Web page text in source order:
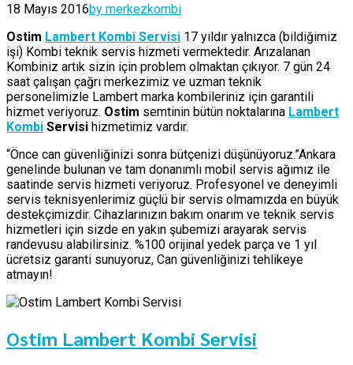
18 Mayıs 2016by merkezkombi
Ostim Lambert Kombi Servisi 17 yıldır yalnızca (bildiğimiz
işi) Kombi teknik servis hizmeti vermektedir. Arızalanan
Kombiniz artık sizin için problem olmaktan çıkıyor. 7 gün 24
saat çalışan çağrı merkezimiz ve uzman teknik
personelimizle Lambert marka kombileriniz için garantili
hizmet veriyoruz. Ostim semtinin bütün noktalarına Lambert
Kombi Servisi hizmetimiz vardır.
“Önce can güvenliğinizi sonra bütçenizi düşünüyoruz.”Ankara
genelinde bulunan ve tam donanımlı mobil servis ağımız ile
saatinde servis hizmeti veriyoruz. Profesyonel ve deneyimli
servis teknisyenlerimiz güçlü bir servis olmamızda en büyük
destekçimizdir. Cihazlarınızın bakım onarım ve teknik servis
hizmetleri için sizde en yakın şubemizi arayarak servis
randevusu alabilirsiniz. %100 orijinal yedek parça ve 1 yıl
ücretsiz garanti sunuyoruz, Can güvenliğinizi tehlikeye
atmayın!
Ostim Lambert Kombi Servisi